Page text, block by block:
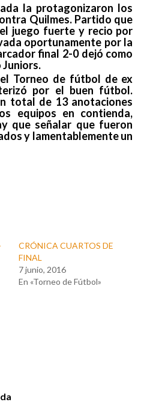
la protagonizaron los
Quilmes. Partido que
juego fuerte y recio por
oportunamente por la
final 2-0 dejó como
Torneo de fútbol de ex
por el buen fútbol.
total de 13 anotaciones
equipos en contienda,
que señalar que fueron
y lamentablemente un
CRÓNICA CUARTOS DE
FINAL
7 junio, 2016
En «Torneo de Fútbol»